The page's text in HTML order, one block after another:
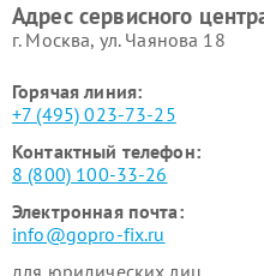
Адрес сервисного
г. Москва, ул. Чаянова 18
Горячая линия:
+7 (495) 023-73-25
Контактный телефон:
8 (800) 100-33-26
Электронная почта:
info@gopro-fix.ru
для юридических лиц